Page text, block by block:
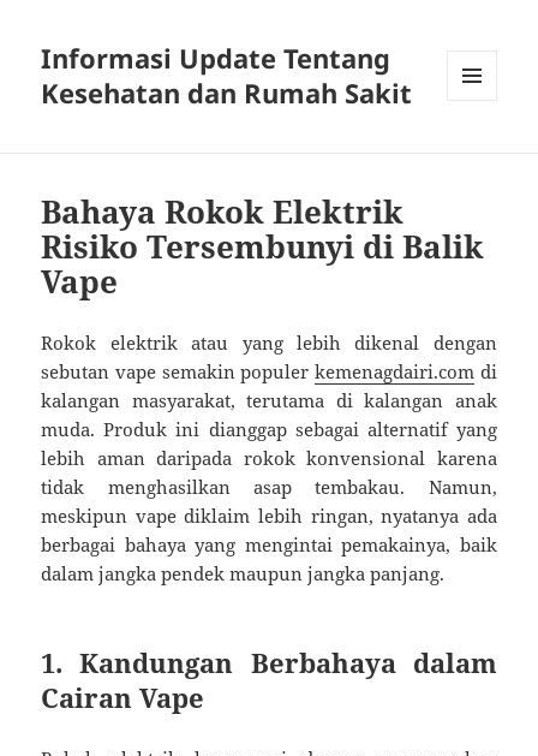
Informasi Update Tentang
Kesehatan dan Rumah Sakit
Bahaya Rokok Elektrik
Risiko Tersembunyi di Balik
Vape
Rokok elektrik atau yang lebih dikenal dengan
sebutan vape semakin populer kemenagdairi.comdi
kalangan masyarakat, terutama di kalangan anak
muda. Produk ini dianggap sebagai alternatif yang
lebih aman daripada rokok konvensional karena
tidak menghasilkan asap tembakau. Namun,
meskipun vape diklaim lebih ringan, nyatanya ada
berbagai bahaya yang mengintai pemakainya, baik
dalam jangka pendek maupun jangka panjang.
1.Kandungan Berbahaya dalam
Cairan Vape